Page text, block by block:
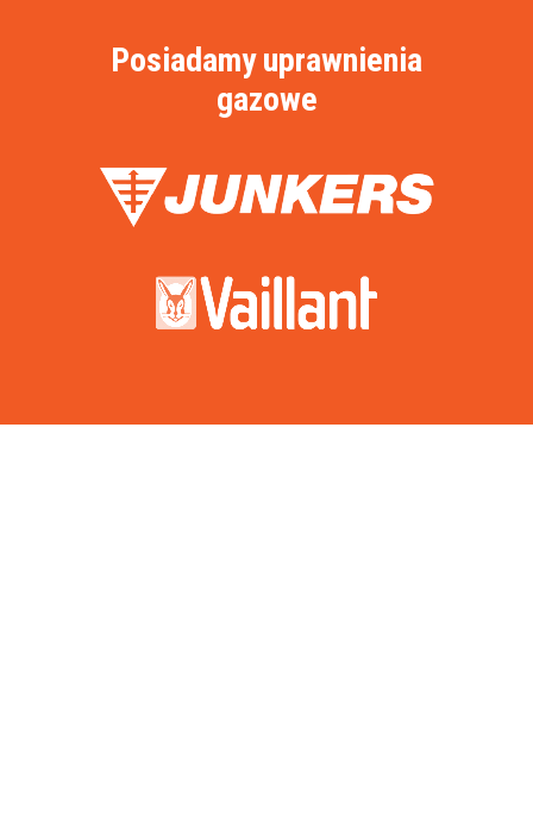
Posiadamy uprawnienia
gazowe